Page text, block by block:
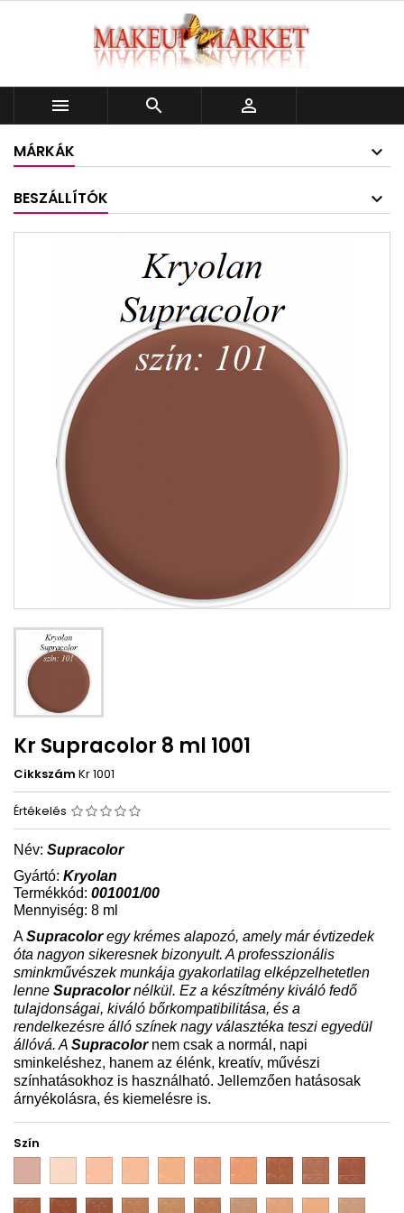
  
MÁRKÁK
BESZÁLLÍTÓK
Kr Supracolor 8 ml 1001
Cikkszám Kr 1001
Értékelés
Név: Supracolor
Gyártó: Kryolan
Termékkód: 001001/00
Mennyiség: 8 ml
ASupracoloregy krémes alapozó, amely már évtizedek
óta nagyon sikeresnek bizonyult. A professzionális
sminkművészek munkája gyakorlatilag elképzelhetetlen
lenne Supracolornélkül. Ez a készítmény kiváló fedő
tulajdonságai, kiváló bőrkompatibilitása, és a
rendelkezésre álló színek nagy választéka teszi egyedül
állóvá. A Supracolornem csak a normál, napi
sminkeléshez, hanem az élénk, kreatív, művészi
színhatásokhoz is használható. Jellemzően hatásosak
árnyékolásra, és kiemelésre is.
Szín
2W 4W 5W 6W 7W 8W 9W
10W 11W 12W
FS
FS
FS
FS
FS
NB